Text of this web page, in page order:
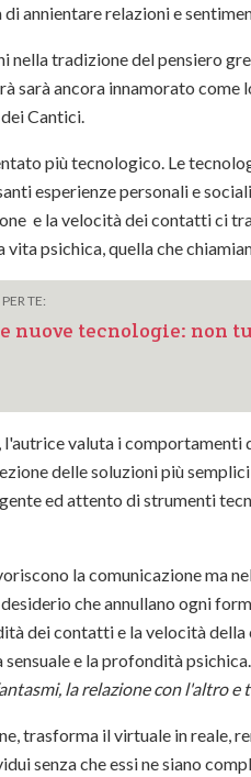
annientare relazioni e
nella tradizione del pensiero
sarà ancora innamorato come
Cantici.
più tecnologico. Le
esperienze personali e
e la velocità dei contatti ci
psichica, quella che
TE:
nuove tecnologie: non
l'autrice valuta i
delle soluzioni più
ed attento di strumenti
la comunicazione ma
che annullano ogni
dei contatti e la velocità
e la profondità
la relazione con l'altro
trasforma il virtuale in reale,
senza che essi ne siano